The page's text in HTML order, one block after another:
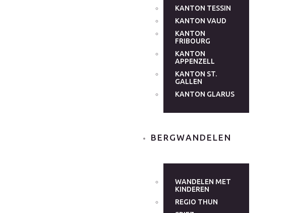
KANTON TESSIN
KANTON VAUD
KANTON
FRIBOURG
KANTON
APPENZELL
KANTON ST.
GALLEN
KANTON GLARUS
BERGWANDELEN
WANDELEN MET
KINDEREN
REGIO THUN